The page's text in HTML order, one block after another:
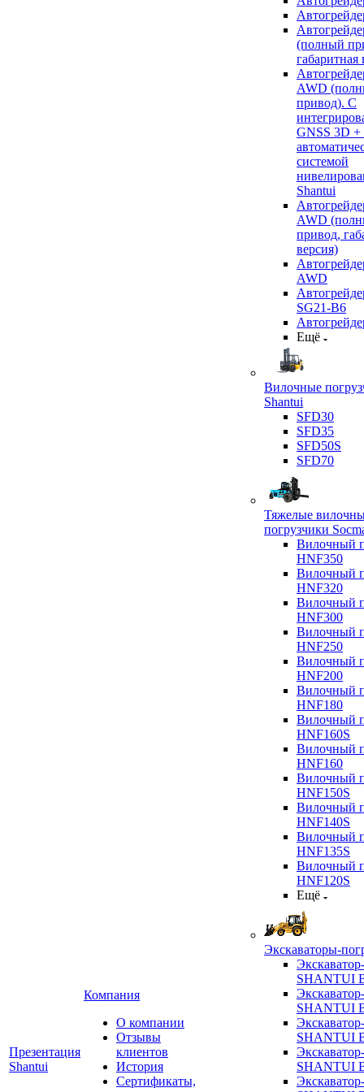
Презентация
Shantui
Компания
О компании
Отзывы
клиентов
История
Сертификаты,
(полный
габаритная
AWD
привод). С
GNSS 3D +
системой
Shantui
AWD
привод,
версия)
AWD
SG21-B6
Ещё
Вилочные
Shantui
SFD30
SFD35
SFD50S
SFD70
Тяжелые
погрузчики
Вилочный
HNF350
Вилочный
HNF320
Вилочный
HNF300
Вилочный
HNF250
Вилочный
HNF200
Вилочный
HNF180
Вилочный
HNF160S
Вилочный
HNF160
Вилочный
HNF150S
Вилочный
HNF140S
Вилочный
HNF135S
Вилочный
HNF120S
Ещё
Экскаваторы-
SHANTUI
SHANTUI
SHANTUI
SHANTUI